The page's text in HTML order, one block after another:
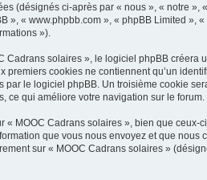
(désignés ci-après par « nous », « notre »,
« www.phpbb.com », « phpBB Limited »,
»).
solaires », le logiciel phpBB créera
cookies ne contiennent qu’un
le logiciel phpBB. Un troisième cookie
ce qui améliore votre navigation sur le forum.
MOOC Cadrans solaires », bien que
que vous nous envoyez et que nous
sur « MOOC Cadrans solaires »